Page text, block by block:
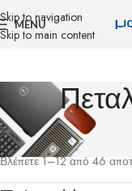
Skip to navigation
Skip to main content
MENU
Αρχική σελίδα ΜΟΥΣΙΚΑ
Πεταλάκια (stomp)
Βλέπετε 1–12 από 46